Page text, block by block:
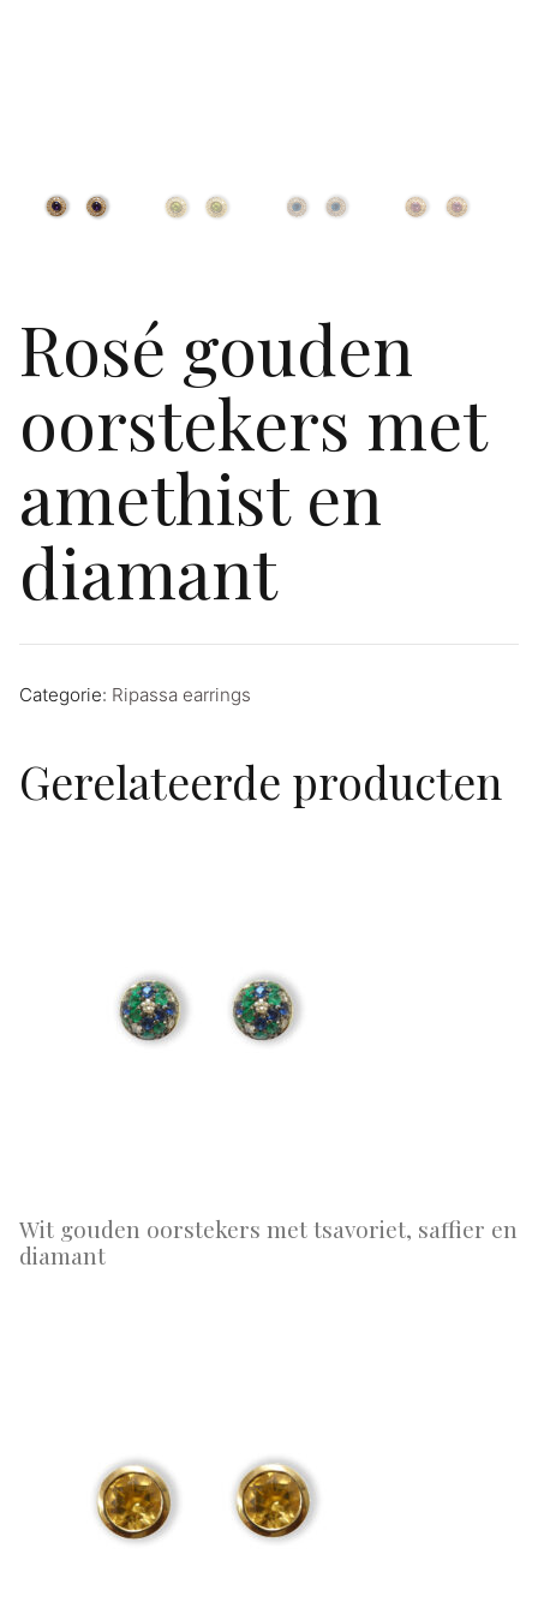
Rosé gouden
oorstekers met
amethist en
diamant
Categorie: Ripassa earrings
Gerelateerde producten
Wit gouden oorstekers met tsavoriet, saffier en
diamant